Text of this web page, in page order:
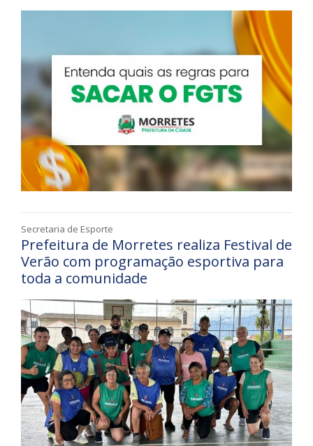
Secretaria de Esporte
Prefeitura de Morretes realiza Festival de
Verão com programação esportiva para
toda a comunidade